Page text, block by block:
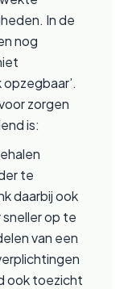
In de
nog
opzegbaar’.
zorgen
is:
te
daarbij ook
op te
van een
ook toezicht